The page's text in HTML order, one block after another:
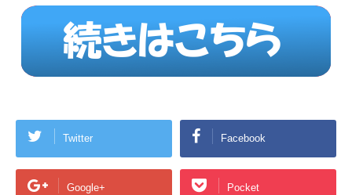
Twitter Facebook
Google+ Pocket